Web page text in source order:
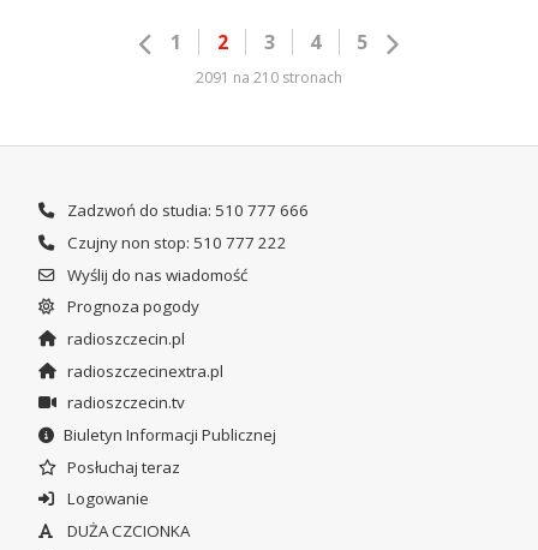
1 2 3 4 5
2091 na 210 stronach
Zadzwoń do studia: 510 777 666
Czujny non stop: 510 777 222
Wyślij do nas wiadomość
Prognoza pogody
radioszczecin.pl
radioszczecinextra.pl
radioszczecin.tv
Biuletyn Informacji Publicznej
Posłuchaj teraz
Logowanie
DUŻA CZCIONKA